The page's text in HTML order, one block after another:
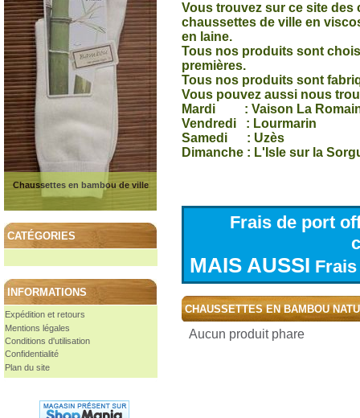
Chaussettes en bambou de ville
CATÉGORIES
INFORMATIONS
Expédition et retours
Mentions légales
Conditions d'utilisation
Confidentialité
Plan du site
Vous trouvez sur ce site
chaussettes de ville en
en laine.
Tous nos produits sont
premières.
Tous nos produits sont
Vous pouvez aussi nous
Mardi : Vaison La
Vendredi : Lourmarin
Samedi : Uzès
Dimanche : L'Isle sur la
Frais de port
MAIS AUSSI
CHAUSSETTES EN BAMBOU
Aucun produit phare